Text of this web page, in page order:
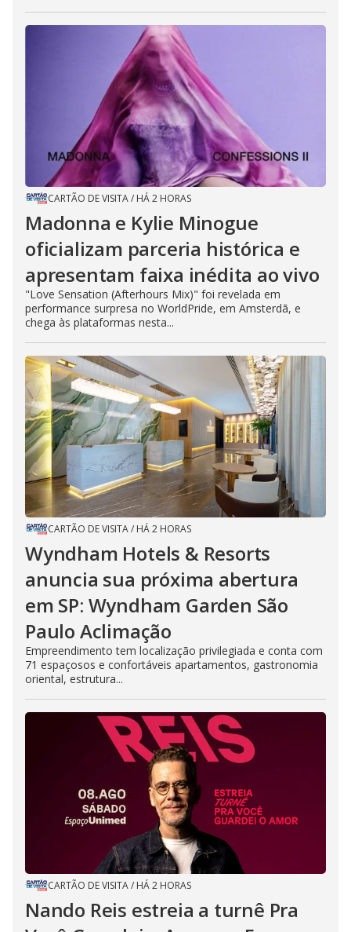
CARTÃO DE VISITA/ HÁ 2 HORAS
Madonna e Kylie Minogue
oficializam parceria histórica e
apresentam faixa inédita ao vivo
"Love Sensation (Afterhours Mix)" foi revelada em
performance surpresa no WorldPride, em Amsterdã, e
chega às plataformas nesta...
CARTÃO DE VISITA/ HÁ 2 HORAS
Wyndham Hotels & Resorts
anuncia sua próxima abertura
em SP: Wyndham Garden São
Paulo Aclimação
Empreendimento tem localização privilegiada e conta com
71 espaçosos e confortáveis apartamentos, gastronomia
oriental, estrutura...
CARTÃO DE VISITA/ HÁ 2 HORAS
Nando Reis estreia a turnê Pra